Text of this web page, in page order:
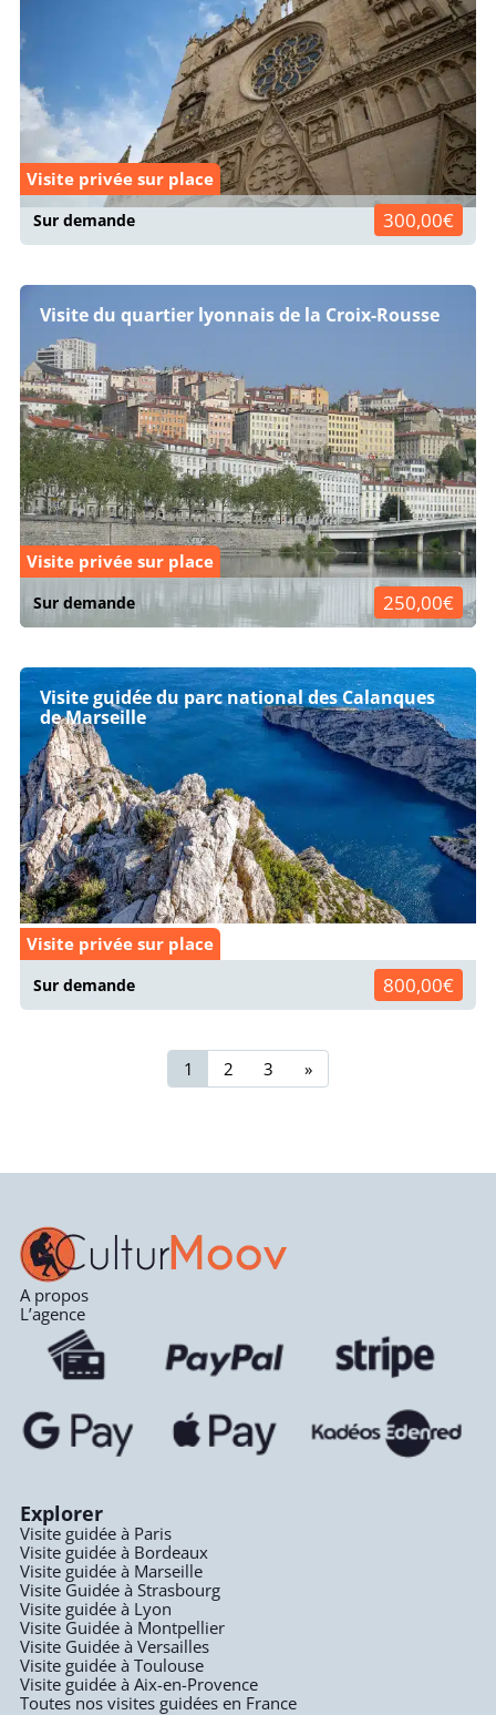
Visite privée sur place
Sur demande 300,00€
Visite du quartier lyonnais de la Croix-Rousse
Visite privée sur place
Sur demande 250,00€
Visite guidée du parc national des Calanques
de Marseille
Visite privée sur place
Sur demande 800,00€
1 2 3 »
A propos
L’agence
Explorer
Visite guidée à Paris
Visite guidée à Bordeaux
Visite guidée à Marseille
Visite Guidée à Strasbourg
Visite guidée à Lyon
Visite Guidée à Montpellier
Visite Guidée à Versailles
Visite guidée à Toulouse
Visite guidée à Aix-en-Provence
Toutes nos visites guidées en France